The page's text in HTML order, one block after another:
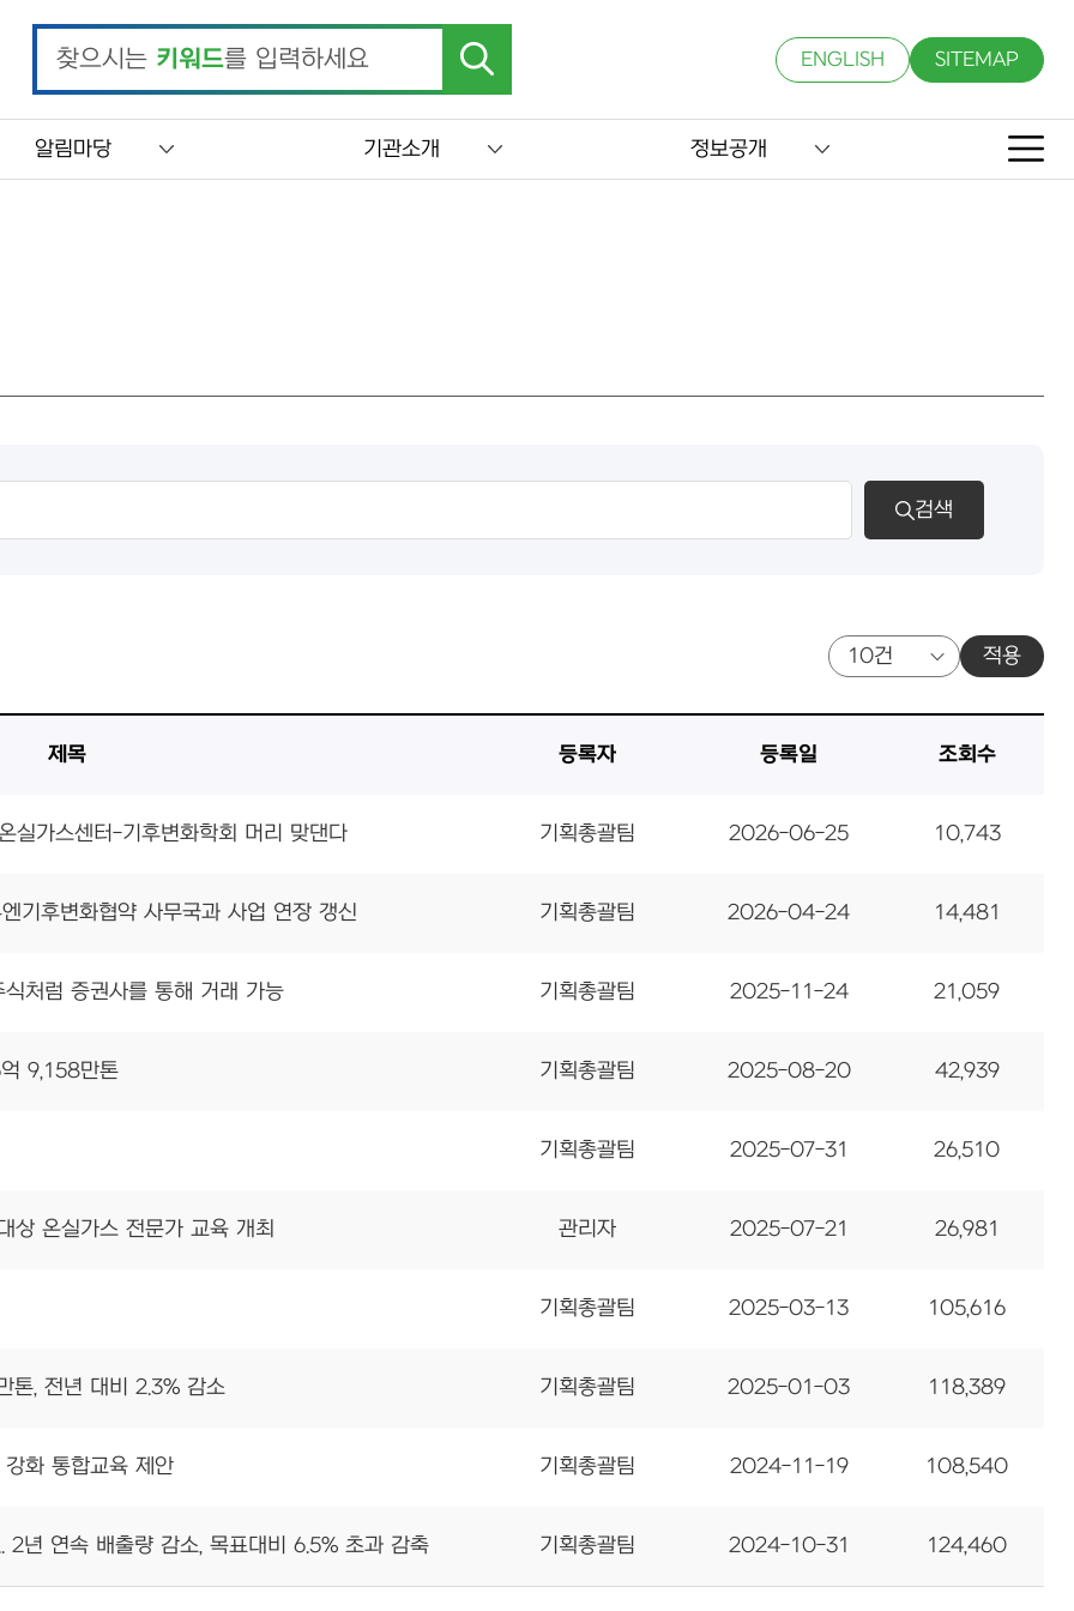
찾으시는 키워드를 입력하세요 ENGLISH SITEMAP
알림마당 기관소개 정보공개
검색
적용
제목 등록자 등록일 조회수
실가스센터-기후변화학회 머리 맞댄다 기획총괄팀 2026-06-25 10,743
기후변화협약 사무국과 사업 연장 갱신 기획총괄팀 2026-04-24 14,481
처럼 증권사를 통해 거래 가능 기획총괄팀 2025-11-24 21,059
9,158만톤 기획총괄팀 2025-08-20 42,939
기획총괄팀 2025-07-31 26,510
상 온실가스 전문가 교육 개최 관리자 2025-07-21 26,981
기획총괄팀 2025-03-13 105,616
톤, 전년 대비 2.3% 감소 기획총괄팀 2025-01-03 118,389
화 통합교육 제안 기획총괄팀 2024-11-19 108,540
2년 연속 배출량 감소, 목표대비 6.5% 초과 감축 기획총괄팀 2024-10-31 124,460